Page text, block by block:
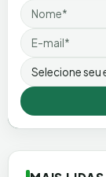
Nome
Email
Estado